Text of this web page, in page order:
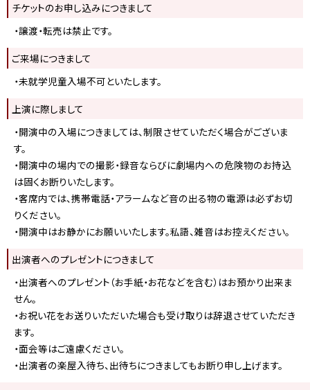
チケットのお申し込みにつきまして
・譲渡・転売は禁止です。
ご来場につきまして
・未就学児童入場不可といたします。
上演に際しまして
・開演中の入場につきましては、制限させていただく場合がございま
す。
・開演中の場内での撮影・録音ならびに劇場内への危険物のお持込
は固くお断りいたします。
・客席内では、携帯電話・アラームなど音の出る物の電源は必ずお切
りください。
・開演中はお静かにお願いいたします。私語、雑音はお控えください。
出演者へのプレゼントにつきまして
・出演者へのプレゼント（お手紙・お花などを含む）はお預かり出来ま
せん。
・お祝い花をお送りいただいた場合も受け取りは辞退させていただき
ます。
・面会等はご遠慮ください。
・出演者の楽屋入待ち、出待ちにつきましてもお断り申し上げます。